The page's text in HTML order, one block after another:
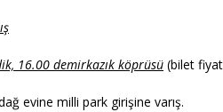
16.00 demirkazık köprüsü (bilet
evine milli park girişine varış.